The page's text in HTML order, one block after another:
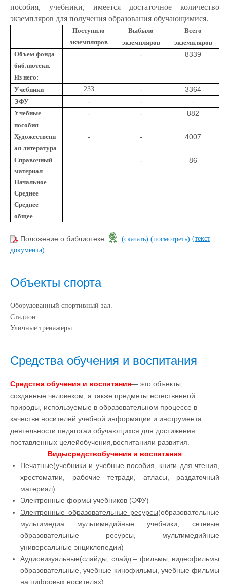
пособия, учебники, имеется достаточное количество
экземпляров для получения образования обучающимися.
Поступило
экземпляров
Выбыло
экземпляров
Всего
экземпляров
Объем фонда
библиотеки.
Из него:
- 8339
Учебники 233 - 3364
ЭФУ - - -
Учебные
пособия
- - 882
Художественн
ая литература
- - 4007
Справочный
материал
Начальное
Среднее
Среднее
общее
- 86
Положение о библиотеке (скачать) (посмотреть) (текст
документа)
Объекты спорта
Оборудованный спортивный зал.
Стадион.
Уличные тренажёры.
Средства обучения и воспитания
Средства обучения и воспитания— это объекты,
созданные человеком, а также предметы естественной
природы, используемые в образовательном процессе в
качестве носителей учебной информации и инструмента
деятельности педагогаи обучающихся для достижения
поставленных целейобучения,воспитанияи развития.
Видысредствобучения и воспитания
Печатные(учебники и учебные пособия, книги для чтения,
хрестоматии, рабочие тетради, атласы, раздаточный
материал)
Электронные формы учебников (ЭФУ)
Электронные образовательные ресурсы(образовательные
мультимедиа мультимедийные учебники, сетевые
образовательные ресурсы, мультимедийные
универсальные энциклопедии)
Аудиовизуальные(слайды, слайд – фильмы, видеофильмы
образовательные, учебные кинофильмы, учебные фильмы
на цифровых носителях)